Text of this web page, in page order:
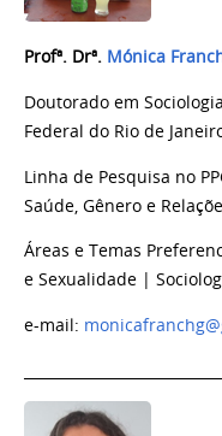
Profª. Drª. Mónica
Doutorado em
Federal do Rio de
Linha de Pesquisa no
Saúde, Gênero e
Áreas e Temas
e Sexualidade |
e-mail: